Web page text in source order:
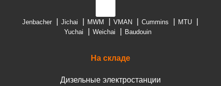
Jenbacher Jichai MWM VMAN Cummins
MTU
Yuchai
Weichai Baudouin
На складе
Дизельные электростанции